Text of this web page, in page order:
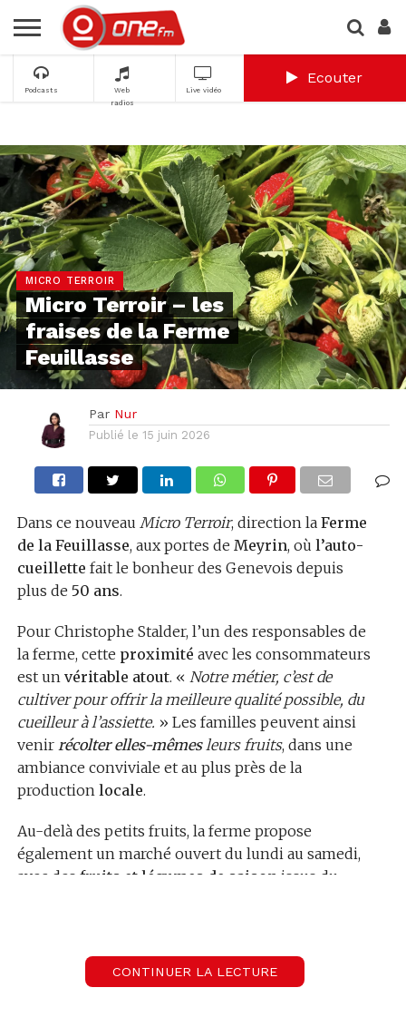
Podcasts
Web
radios
Live vidéo
Ecouter
MICRO TERROIR
Micro Terroir – les
fraises de la Ferme
Feuillasse
Par Nur
Publié le 15 juin 2026
Dans ce nouveau Micro Terroir, direction la Ferme
de la Feuillasse, aux portes de Meyrin, où l’auto-
cueillette fait le bonheur des Genevois depuis
plus de 50 ans.
Pour Christophe Stalder, l’un des responsables de
la ferme, cette proximité avec les consommateurs
est un véritable atout. « Notre métier, c’est de
cultiver pour offrir la meilleure qualité possible, du
cueilleur à l’assiette. » Les familles peuvent ainsi
venir récolter elles-mêmesleurs fruits, dans une
ambiance conviviale et au plus près de la
production locale.
Au-delà des petits fruits, la ferme propose
également un marché ouvert du lundi au samedi,
avec des fruits et légumes de saison issus du
seulement de la ville.
CONTINUER LA LECTURE